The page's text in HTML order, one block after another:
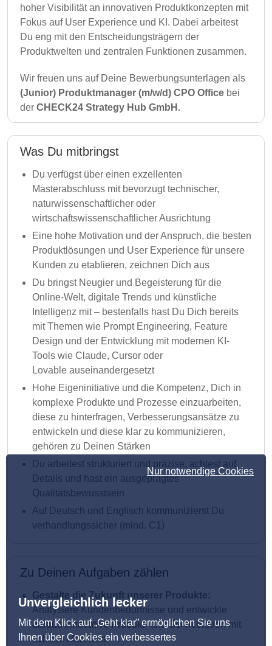
Nur notwendige Cookies
Unvergleichlich lecker
Mit dem Klick auf „Geht klar” ermöglichen Sie uns
Ihnen über Cookies ein verbessertes
hoher Visibilität an innovativen Produktkonzepten mit
Fokus auf User Experience und KI. Dabei arbeitest
Du eng mit den Entscheidungsträgern der
Produktwelten und zentralen Funktionen zusammen.
Wir freuen uns auf Deine Bewerbungsunterlagen als
(Junior) Produktmanager (m/w/d) CPO Office bei
der CHECK24 Strategy Hub GmbH.
Was Du mitbringst
Du verfügst über einen exzellenten
Masterabschluss mit bevorzugt technischer,
naturwissenschaftlicher oder
wirtschaftswissenschaftlicher Ausrichtung
Eine hohe Motivation und der Anspruch, die besten
Produktlösungen und User Experience für unsere
Kunden zu etablieren, zeichnen Dich aus
Du bringst Neugier und Begeisterung für die
Online-Welt, digitale Trends und künstliche
Intelligenz mit – bestenfalls hast Du Dich bereits
mit Themen wie Prompt Engineering, Feature
Design und der Entwicklung mit modernen KI-
Tools wie Claude, Cursor oder
Lovable auseinandergesetzt
Hohe Eigeninitiative und die Kompetenz, Dich in
komplexe Produkte und Prozesse einzuarbeiten,
diese zu hinterfragen, Verbesserungsansätze zu
entwickeln und diese klar zu kommunizieren,
gehören zu Deinen Stärken
Du arbeitest strukturiert und präzise, achtest auf
Details und hast ein ausgeprägtes
Qualitätsbewusstsein
Auf Deutsch und Englisch kommunizierst Du
verhandlungssicher (mind. C1)
Zu Deinen Aufgaben zählen
Gestalte die Zukunft unserer Produkte:
Analysiere Kundenbedürfnisse und entwickle
daraus innovative Produkt- und Serviceideen mit
echtem Mehrwert